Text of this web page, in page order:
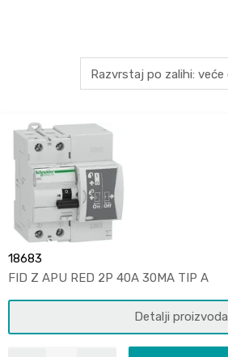
18683
FID Z APU RED 2P 40A 30MA TIP A
Detalji proizvoda